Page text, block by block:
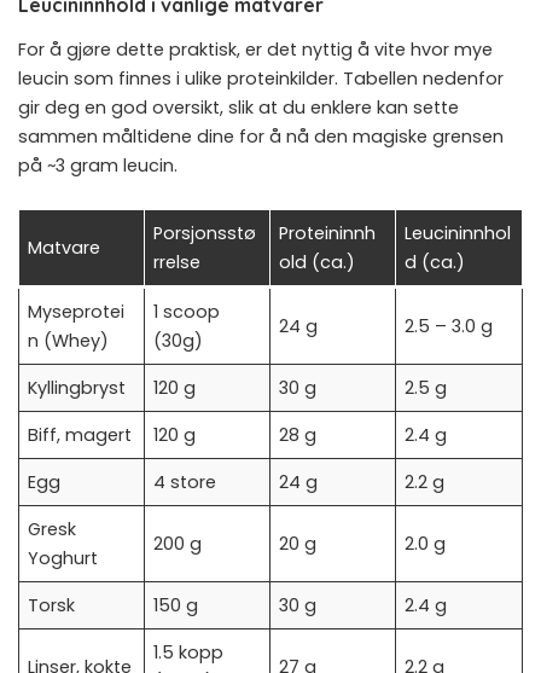
For å gjøre dette praktisk, er det nyttig å vite hvor mye
leucin som finnes i ulike proteinkilder. Tabellen nedenfor
gir deg en god oversikt, slik at du enklere kan sette
sammen måltidene dine for å nå den magiske grensen
på ~3 gram leucin.
Matvare
Porsjonsstø
rrelse
Proteininnh
old (ca.)
Leucininnhol
d (ca.)
Myseprotei
n (Whey)
1 scoop
(30g)
24 g 2.5 – 3.0 g
Kyllingbryst 120 g 30 g
2.5 g
Biff, magert
120 g 28 g
2.4 g
Egg
4 store 24 g
2.2 g
Gresk
Yoghurt
200 g 20 g 2.0 g
Torsk 150 g 30 g 2.4 g
Linser, kokte
1.5 kopp
27 g 2.2 g